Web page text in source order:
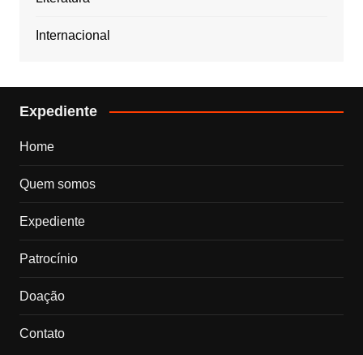
Internacional
Expediente
Home
Quem somos
Expediente
Patrocínio
Doação
Contato